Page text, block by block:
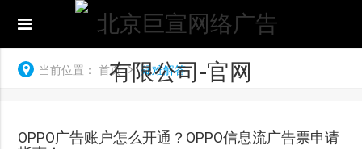
当前位置： 首页 疑难解答
OPPO广告账户怎么开通？OPPO信息流广告票申请